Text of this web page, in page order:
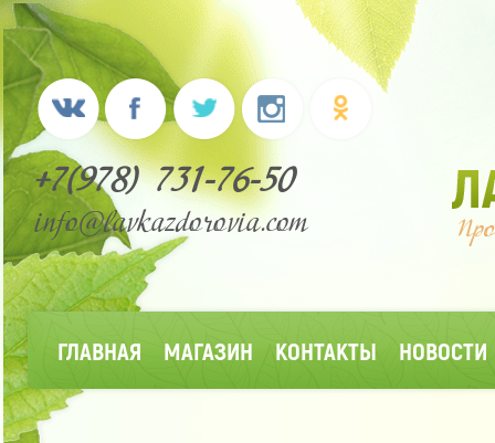
+7(978) 731-76-50
info@lavkazdorovia.com
ГЛАВНАЯ МАГАЗИН КОНТАКТЫ НОВОСТИ